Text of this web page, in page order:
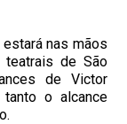
nas mãos
de São
de Victor
tanto o alcance